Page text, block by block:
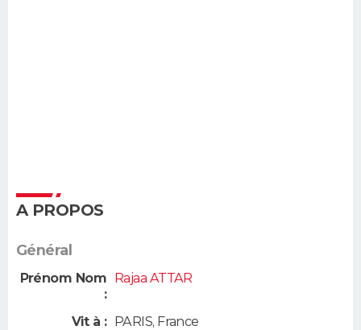
A PROPOS
Général
Prénom Nom
:
Rajaa ATTAR
Vit à : PARIS, France